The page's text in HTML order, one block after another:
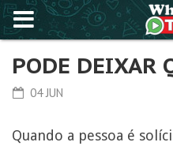
PODE DEIXAR
04 JUN
Quando a pessoa é